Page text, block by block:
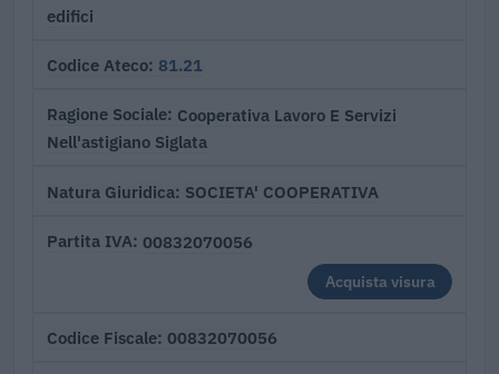
edifici
Codice Ateco 81.21
Ragione Sociale Cooperativa Lavoro E Servizi
Nell'astigiano Siglata
Natura Giuridica SOCIETA' COOPERATIVA
Partita IVA 00832070056
Acquista visura
Codice Fiscale 00832070056